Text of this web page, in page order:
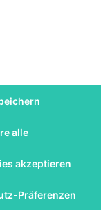
weitergegeben
Lebenslauf und
einer ersten
alle
akzeptieren
Präferenzen